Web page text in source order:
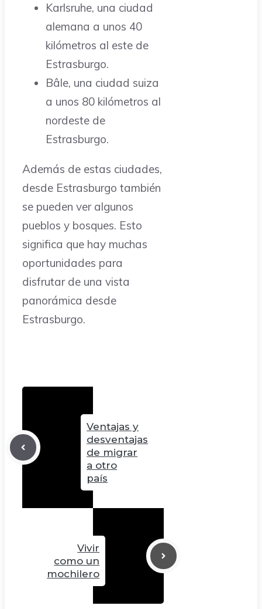
Karlsruhe, una ciudad
alemana a unos 40
kilómetros al este de
Estrasburgo.
Bâle, una ciudad suiza
a unos 80 kilómetros al
nordeste de
Estrasburgo.
Además de estas ciudades,
desde Estrasburgo también
se pueden ver algunos
pueblos y bosques. Esto
significa que hay muchas
oportunidades para
disfrutar de una vista
panorámica desde
Estrasburgo.
Ventajas y
desventajas
de migrar
a otro
país
Vivir
como un
mochilero